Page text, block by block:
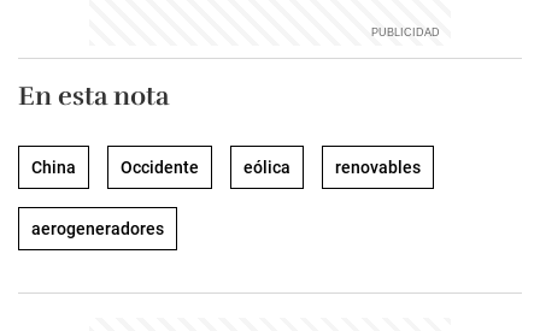
En esta nota
China Occidente eólica renovables
aerogeneradores